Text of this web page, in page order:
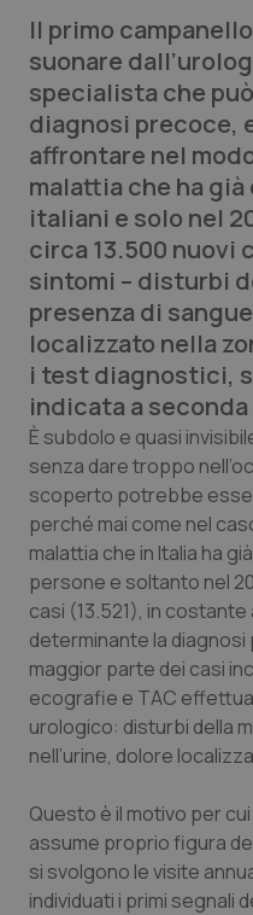
Lettere al direttore
Edizioni Regionali
QS Pro
Professionisti
Abruzzo
Basilicata
Calabria
Campania
Emilia-Romagna
Friuli Venezia
Lazio
Liguria
Lombardia
Marche
Molise
QS Pro Gold
Artrite & artrosi
Asma & BPCO
Car-T
Colesterolo &
Dermatite Atopica
Diabete &
Disturbi dell’umore
Dolore
Donna & Salute
Epatiti
QS Club Newsletter
Il primo
suonare
specialista che
diagnosi precoce,
affrontare nel
malattia che ha
italiani e solo nel
circa 13.500 nuovi
sintomi – disturbi
presenza di
localizzato nella
i test diagnostici,
indicata a
È subdolo e quasi
senza dare troppo
scoperto potrebbe
perché mai come nel
malattia che in Italia ha
persone e soltanto nel
casi (13.521), in
determinante la
maggior parte dei casi
ecografie e TAC
urologico: disturbi della
nell’urine, dolore
Questo è il motivo per
assume proprio figura
si svolgono le visite
individuati i primi segnali